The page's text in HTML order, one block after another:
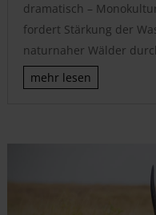
dramatisch –
fordert Stärkung der
naturnaher Wälder
mehr lesen